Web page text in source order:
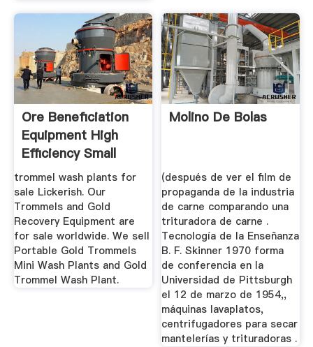
Ore Beneficiation
Equipment High
Efficiency Small
Gold Trommel
trommel wash plants for
sale Lickerish. Our
Trommels and Gold
Recovery Equipment are
for sale worldwide. We sell
Portable Gold Trommels
Mini Wash Plants and Gold
Trommel Wash Plant.
Molino De Bolas
(después de ver el film de
propaganda de la industria
de carne comparando una
trituradora de carne .
Tecnología de la Enseñanza
B. F. Skinner 1970 forma
de conferencia en la
Universidad de Pittsburgh
el 12 de marzo de 1954,,
máquinas lavaplatos,
centrifugadores para secar
mantelerías y trituradoras .